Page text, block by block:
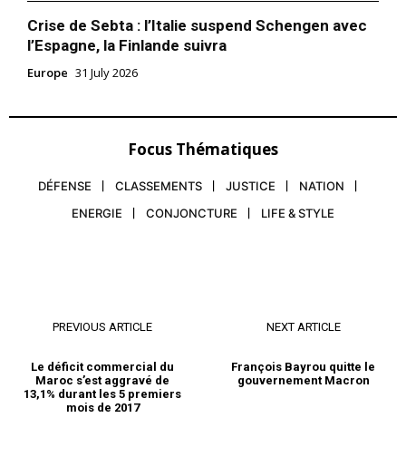
Crise de Sebta : l’Italie suspend Schengen avec
l’Espagne, la Finlande suivra
Europe 31 July 2026
Focus Thématiques
DÉFENSE CLASSEMENTS JUSTICE
NATION
ENERGIE
CONJONCTURE LIFE & STYLE
PREVIOUS ARTICLE
Le déficit commercial du
Maroc s’est aggravé de
13,1% durant les 5 premiers
mois de 2017
NEXT ARTICLE
François Bayrou quitte le
gouvernement Macron